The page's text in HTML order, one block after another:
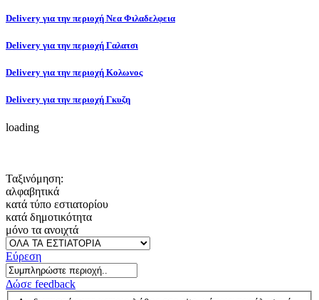
Delivery για την περιοχή Νεα Φιλαδελφεια
Delivery για την περιοχή Γαλατσι
Delivery για την περιοχή Κολωνος
Delivery για την περιοχή Γκυζη
loading
Ταξινόμηση:
αλφαβητικά
κατά τύπο εστιατορίου
κατά δημοτικότητα
μόνο τα ανοιχτά
Εύρεση
Δώσε feedback